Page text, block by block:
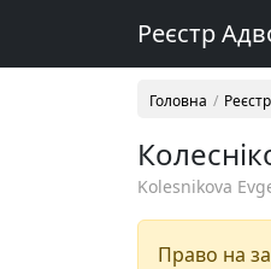
Реєстр
Головна Реєстр
Kolesnikova
Право на